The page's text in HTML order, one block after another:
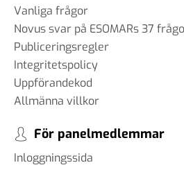
Vanliga frågor
Novus svar på ESOMARs 37
Publiceringsregler
Integritetspolicy
Uppförandekod
Allmänna villkor
För panelmedlemmar
Inloggningssida